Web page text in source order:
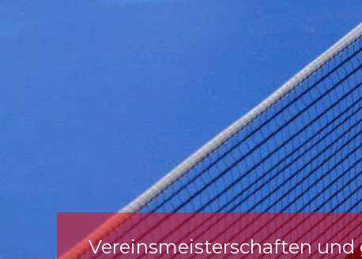
Vereinsmeisterschaften